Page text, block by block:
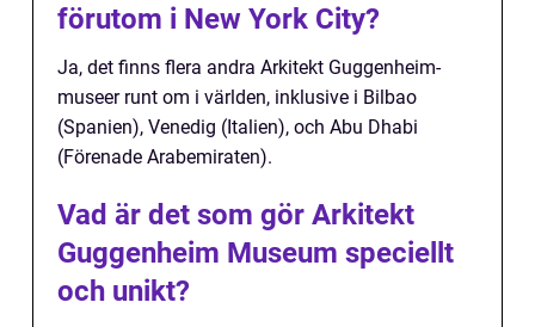
förutom i New York City?
Ja, det finns flera andra Arkitekt Guggenheim-
museer runt om i världen, inklusive i Bilbao
(Spanien), Venedig (Italien), och Abu Dhabi
(Förenade Arabemiraten).
Vad är det som gör Arkitekt
Guggenheim Museum speciellt
och unikt?